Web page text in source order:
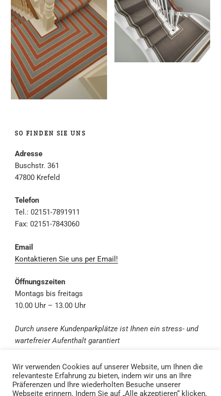
SO FINDEN SIE UNS
Adresse
Buschstr. 361
47800 Krefeld
Telefon
Tel.: 02151-7891911
Fax: 02151-7843060
Email
Kontaktieren Sie uns per Email!
Öffnungszeiten
Montags bis freitags
10.00 Uhr – 13.00 Uhr
Durch unsere Kundenparkplätze ist Ihnen ein stress- und
wartefreier Aufenthalt garantiert
Wir verwenden Cookies auf unserer Website, um Ihnen die
relevanteste Erfahrung zu bieten, indem wir uns an Ihre
Präferenzen und Ihre wiederholten Besuche unserer
Webseite erinnern. Indem Sie auf „Alle akzeptieren“ klicken,